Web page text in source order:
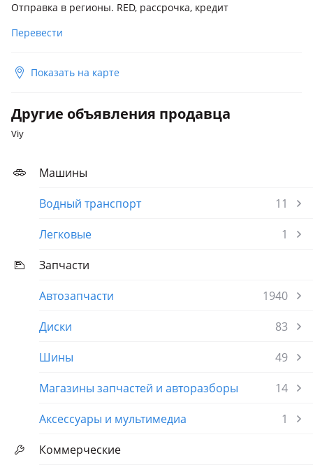
Отправка в регионы. RED, рассрочка, кредит
Перевести
Показать на карте
Другие объявления продавца
Viy
Машины
Водный транспорт
11
Легковые
1
Запчасти
Автозапчасти
1940
Диски
83
Шины
49
Магазины запчастей и авторазборы
14
Аксессуары и мультимедиа
1
Коммерческие